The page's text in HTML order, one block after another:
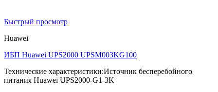
Быстрый просмотр
Huawei
ИБП Huawei UPS2000 UPSM003KG100
Технические характеристики:Источник бесперебойного
питания Huawei UPS2000-G1-3K